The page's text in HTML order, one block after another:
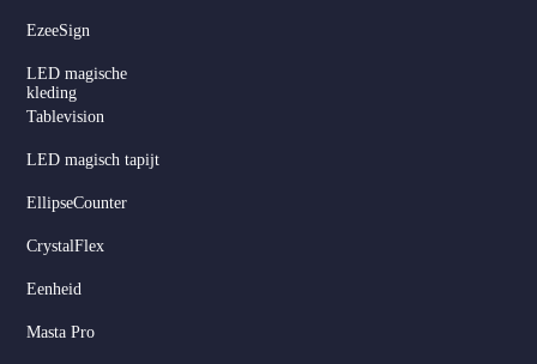
EzeeSign
LED magische
kleding
Tablevision
LED magisch tapijt
EllipseCounter
CrystalFlex
Eenheid
Masta Pro